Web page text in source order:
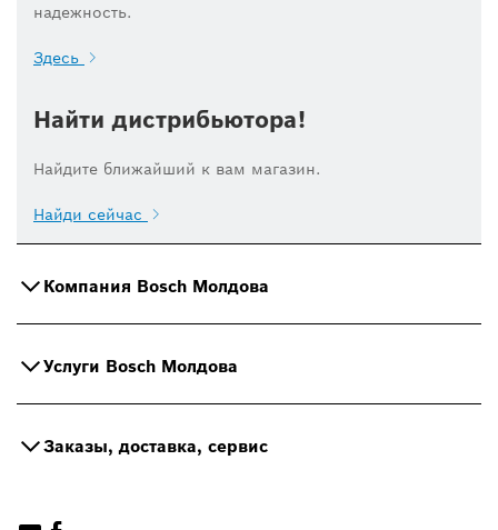
надежность.
Здесь
Найти дистрибьютора!
Найдите ближайший к вам магазин.
Найди сейчас
Компания Bosch Молдова
Услуги Bosch Молдова
Заказы, доставка, сервис